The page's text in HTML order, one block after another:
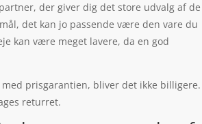
der giver dig det store udvalg af de
det kan jo passende være den vare du
kan være meget lavere, da en god
med prisgarantien, bliver det ikke billigere.
returret.